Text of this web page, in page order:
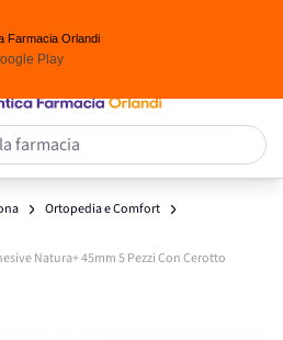
Farmacia Orlandi
Play
farmacia
Ortopedia e Comfort
Natura+ 45mm 5 Pezzi Con Cerotto